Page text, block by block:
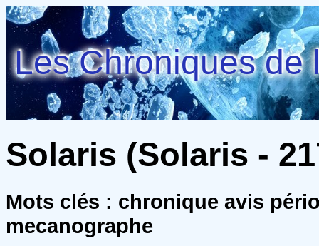
Les Chroniques de
Solaris (Solaris -
Mots clés : chronique avis
mecanographe